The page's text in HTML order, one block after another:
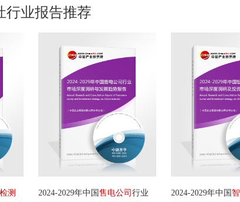
行业报告推荐
2024-2029年中国 售电公司行业
2024-2029年中国 智